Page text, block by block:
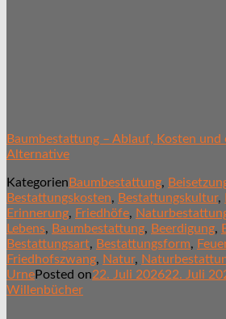
Baumbestattung – Ablauf, Kosten und
Alternative
Kategorien Baumbestattung,
Bestattungskosten, Bestattungskultur,
Erinnerung, Friedhöfe,
Lebens, Baumbestattung, Beerdigung,
Bestattungsart, Bestattungsform,
Friedhofszwang, Natur,
UrnePosted on22. Juli 202622. Juli
Willenbücher